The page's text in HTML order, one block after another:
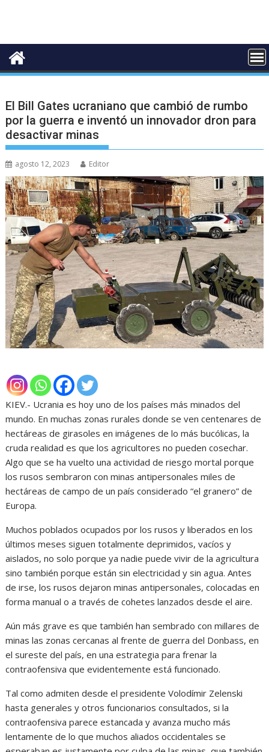
El Bill Gates ucraniano que cambió de rumbo
por la guerra e inventó un innovador dron para
desactivar minas
agosto 12, 2023 Editor
KIEV.- Ucrania es hoy uno de los países más minados del
mundo. En muchas zonas rurales donde se ven centenares de
hectáreas de girasoles en imágenes de lo más bucólicas, la
cruda realidad es que los agricultores no pueden cosechar.
Algo que se ha vuelto una actividad de riesgo mortal porque
los rusos sembraron con minas antipersonales miles de
hectáreas de campo de un país considerado “el granero” de
Europa.
Muchos poblados ocupados por los rusos y liberados en los
últimos meses siguen totalmente deprimidos, vacíos y
aislados, no solo porque ya nadie puede vivir de la agricultura
sino también porque están sin electricidad y sin agua. Antes
de irse, los rusos dejaron minas antipersonales, colocadas en
forma manual o a través de cohetes lanzados desde el aire.
Aún más grave es que también han sembrado con millares de
minas las zonas cercanas al frente de guerra del Donbass, en
el sureste del país, en una estrategia para frenar la
contraofensiva que evidentemente está funcionado.
Tal como admiten desde el presidente Volodímir Zelenski
hasta generales y otros funcionarios consultados, si la
contraofensiva parece estancada y avanza mucho más
lentamente de lo que muchos aliados occidentales se